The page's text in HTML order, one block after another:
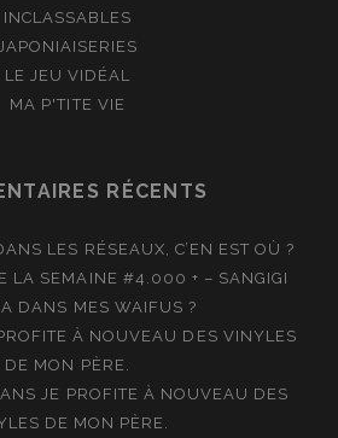
INCLASSABLES
LE JEU VIDÉAL
MA P'TITE VIE
RÉCENTS
LES RÉSEAUX, C’EN EST OÙ ?
LA SEMAINE #4.000 + – SANGIGI
DANS MES WAIFUS ?
À NOUVEAU DES VINYLES
DE MON PÈRE.
JE PROFITE À NOUVEAU DES
DE MON PÈRE.